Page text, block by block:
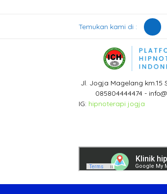
Temukan kami di :
Jl. Jogja Magelang km.15
085804444474 -
IG: hipnoterapi jogja